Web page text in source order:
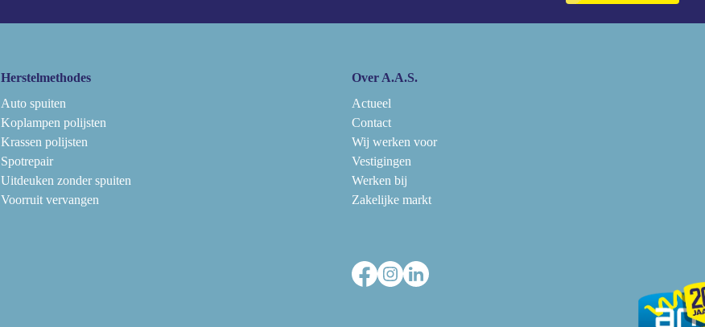
Herstelmethodes
Auto spuiten
Koplampen polijsten
Krassen polijsten
Spotrepair
Uitdeuken zonder spuiten
Voorruit vervangen
Over A.A.S.
Actueel
Contact
Wij werken voor
Vestigingen
Werken bij
Zakelijke markt